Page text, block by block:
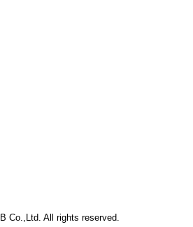
Co.,Ltd. All rights reserved.